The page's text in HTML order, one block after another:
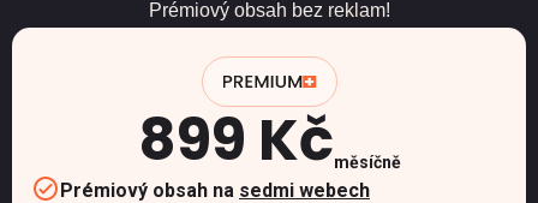
Prémiový obsah bez reklam!
899 Kčměsíčně
Prémiový obsah na sedmi webech